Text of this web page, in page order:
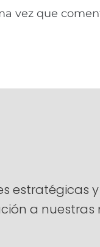
vez que
estratégicas
a nuestras